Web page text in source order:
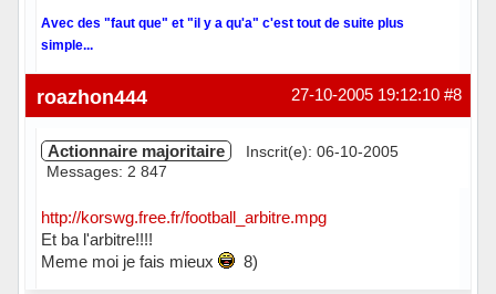
Avec des "faut que" et "il y a qu'a" c'est tout de suite plus
simple...
Hors ligne #8
27-10-2005 19:12:10
roazhon444
Actionnaire majoritaire
Inscrit(e): 06-10-2005
Messages: 2 847
http://korswg.free.fr/football_arbitre.mpg
Et ba l'arbitre!!!!
Meme moi je fais mieux
8)